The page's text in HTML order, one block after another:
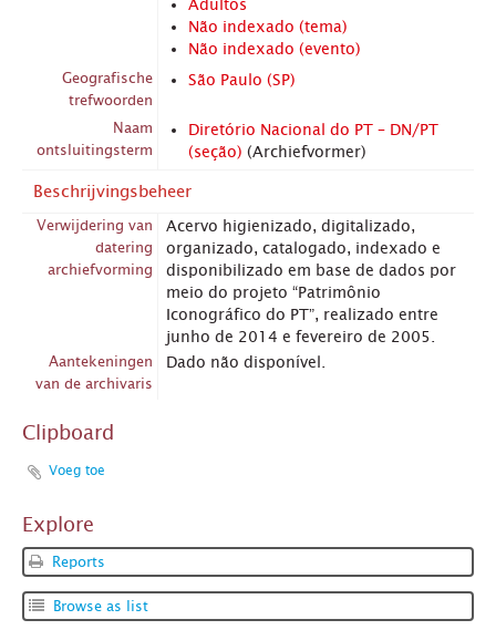
Adultos
Não indexado (tema)
Não indexado (evento)
Geografische
trefwoorden
São Paulo (SP)
Naam
ontsluitingsterm
Diretório Nacional do PT – DN/PT
(seção) (Archiefvormer)
Beschrijvingsbeheer
Verwijdering van
datering
archiefvorming
Acervo higienizado, digitalizado,
organizado, catalogado, indexado e
disponibilizado em base de dados por
meio do projeto “Patrimônio
Iconográfico do PT”, realizado entre
junho de 2014 e fevereiro de 2005.
Aantekeningen
van de archivaris
Dado não disponível.
Clipboard
Voeg toe
Explore
Reports
Browse as list